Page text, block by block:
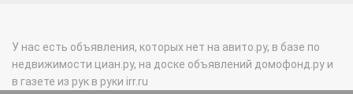
Кленовское п.
Кокошкино п.
Краснопахорское п.
У нас есть объявления, которых нет на авито.ру, в базе по
недвижимости циан.ру, на доске объявлений домофонд.ру и
в газете из рук в руки irr.ru